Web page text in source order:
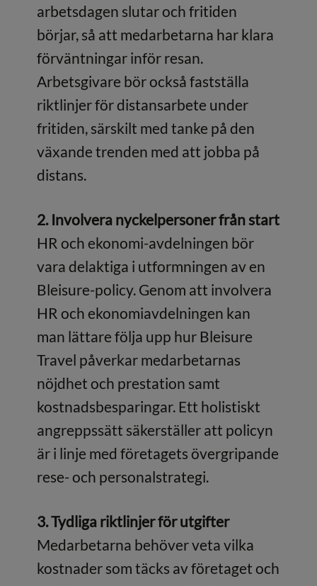
arbetsdagen slutar och fritiden
börjar, så att medarbetarna har klara
förväntningar inför resan.
Arbetsgivare bör också fastställa
riktlinjer för distansarbete under
fritiden, särskilt med tanke på den
växande trenden med att jobba på
distans.
2. Involvera nyckelpersoner från start
HR och ekonomi-avdelningen bör
vara delaktiga i utformningen av en
Bleisure-policy. Genom att involvera
HR och ekonomiavdelningen kan
man lättare följa upp hur Bleisure
Travel påverkar medarbetarnas
nöjdhet och prestation samt
kostnadsbesparingar. Ett holistiskt
angreppssätt säkerställer att policyn
är i linje med företagets övergripande
rese- och personalstrategi.
3. Tydliga riktlinjer för utgifter
Medarbetarna behöver veta vilka
kostnader som täcks av företaget och